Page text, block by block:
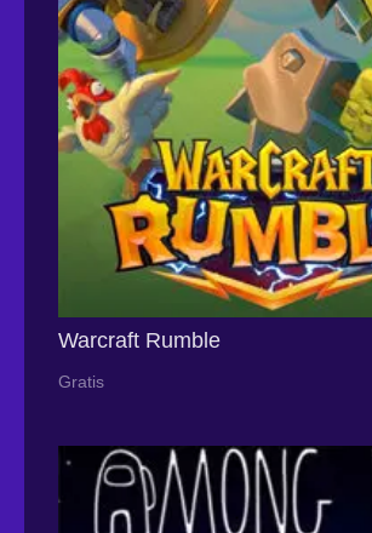
Warcraft Rumble
Gratis